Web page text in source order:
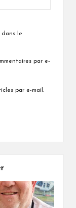
dans le
par e-
par e-mail.